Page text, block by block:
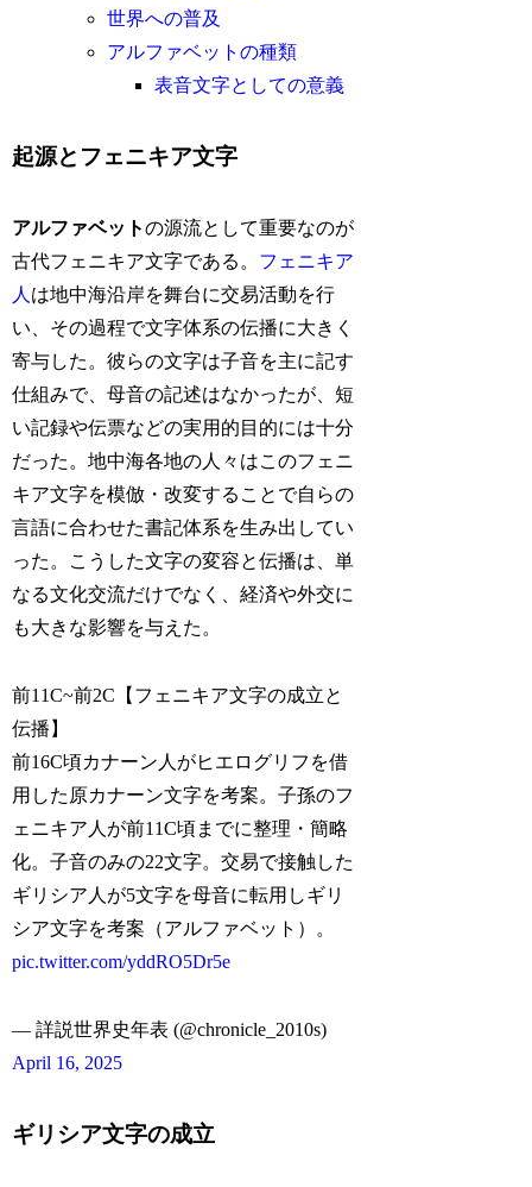
世界への普及
アルファベットの種類
表音文字としての意義
起源とフェニキア文字
アルファベットの源流として重要なのが
古代フェニキア文字である。 フェニキア
人 は地中海沿岸を舞台に交易活動を行
い、その過程で文字体系の伝播に大きく
寄与した。彼らの文字は子音を主に記す
仕組みで、母音の記述はなかったが、短
い記録や伝票などの実用的目的には十分
だった。地中海各地の人々はこのフェニ
キア文字を模倣・改変することで自らの
言語に合わせた書記体系を生み出してい
った。こうした文字の変容と伝播は、単
なる文化交流だけでなく、経済や外交に
も大きな影響を与えた。
前11C~前2C【フェニキア文字の成立と
伝播】
前16C頃カナーン人がヒエログリフを借
用した原カナーン文字を考案。子孫のフ
ェニキア人が前11C頃までに整理・簡略
化。子音のみの22文字。交易で接触した
ギリシア人が5文字を母音に転用しギリ
シア文字を考案（アルファベット）。
pic.twitter.com/yddRO5Dr5e
— 詳説世界史年表 (@chronicle_2010s)
April 16, 2025
ギリシア文字の成立